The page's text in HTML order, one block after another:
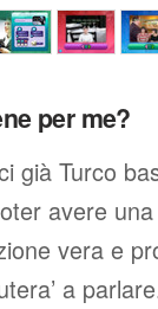
per me?
già Turco
avere una
vera e
a